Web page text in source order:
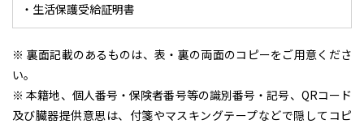
・生活保護受給証明書
※ 裏面記載のあるものは、表・裏の両面のコピーをご用意くださ
い。
※ 本籍地、個人番号・保険者番号等の識別番号・記号、QRコード
及び臓器提供意思は、付箋やマスキングテープなどで隠してコピ